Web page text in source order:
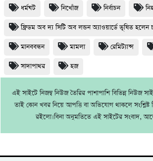
ধর্মঘট নিখোঁজ নির্বাচন
ফ্রিডম অব দ্য সিটি অব লন্ডন অ্যাওয়ার্ডে ভূষিত হলেন
মানববন্ধন মামলা রেমিট্যান্স
সাদাপাথর হজ
এই সাইটে নিজম্ব নিউজ তৈরির পাশাপাশি বিভিন্ন নিউজ
তাই কোন খবর নিয়ে আপত্তি বা অভিযোগ থাকলে
রইলো।বিনা অনুমতিতে এই সাইটের সংবাদ,